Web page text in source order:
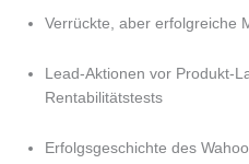
Verrückte, aber erfolgreiche
Lead-Aktionen vor Produkt-
Rentabilitätstests
Erfolgsgeschichte des